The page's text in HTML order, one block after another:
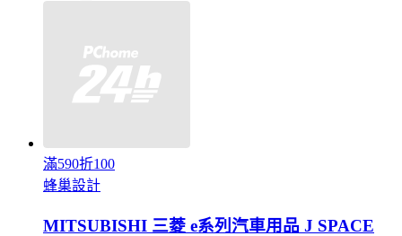
滿590折100
蜂巢設計
MITSUBISHI 三菱 e系列汽車用品 J SPACE